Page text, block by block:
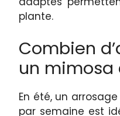
plante.
Combien
un mimosa
En été, un
par semaine est